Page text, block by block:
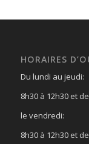
HORAIRES
Du lundi au jeudi:
8h30 à 12h30 et
le vendredi:
8h30 à 12h30 et